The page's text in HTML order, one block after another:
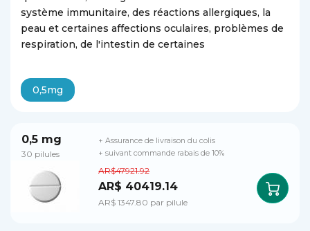
système immunitaire, des réactions allergiques, la
peau et certaines affections oculaires, problèmes de
respiration, de l'intestin de certaines
0,5mg
0,5 mg
30 pilules
AR$47921.92
AR$ 40419.14
AR$ 1347.80 par pilule
+ Assurance de livraison du colis
+ suivant commande rabais de 10%